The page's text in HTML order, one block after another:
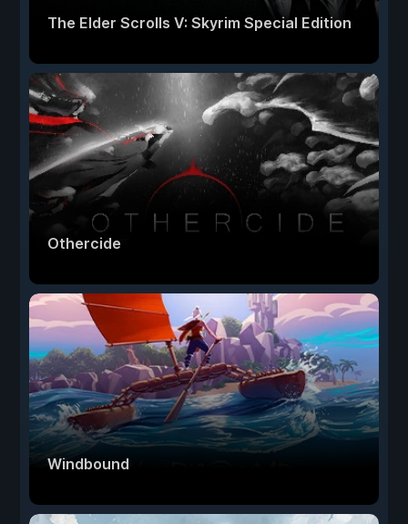
The Elder Scrolls V: Skyrim Special Edition
Othercide
Windbound